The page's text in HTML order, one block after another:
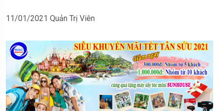
11/01/2021 Quản Trị Viên